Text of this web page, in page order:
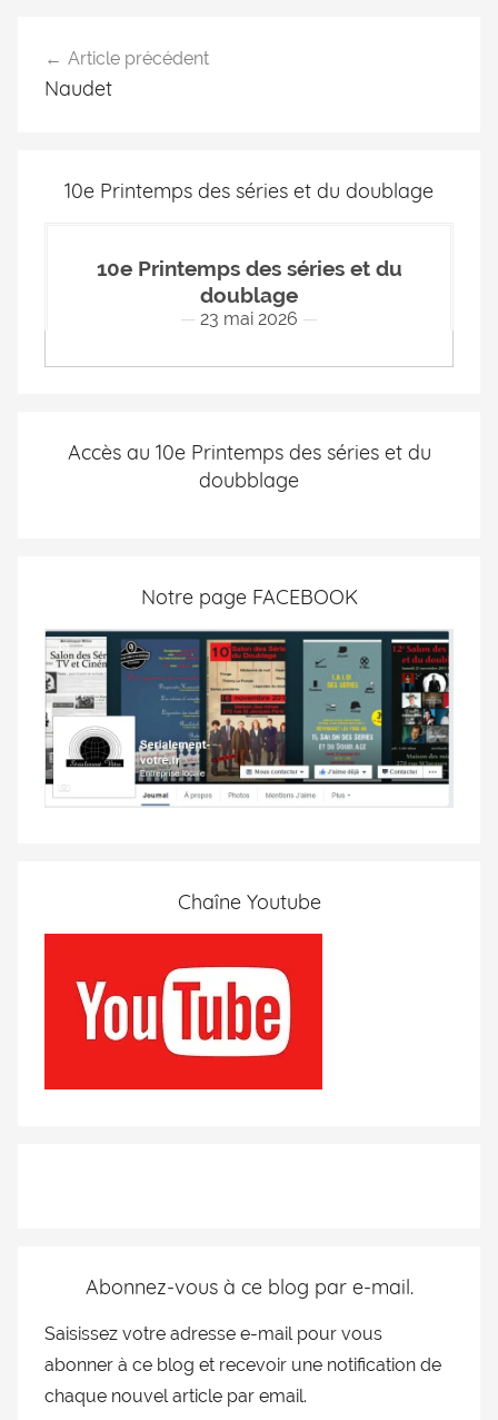
Article précédent
Naudet
10e Printemps des séries et du doublage
10e Printemps des séries et du
doublage
23 mai 2026
Accès au 10e Printemps des séries et du
doubblage
Notre page FACEBOOK
Chaîne Youtube
Abonnez-vous à ce blog par e-mail.
Saisissez votre adresse e-mail pour vous
abonner à ce blog et recevoir une notification de
chaque nouvel article par email.